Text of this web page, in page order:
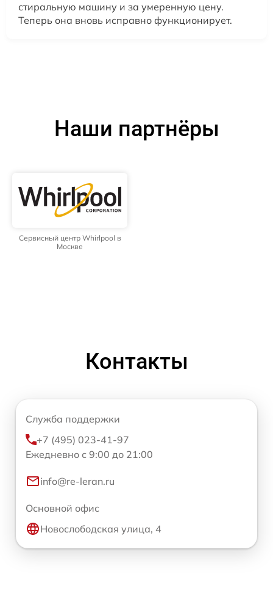
стиральную машину и за умеренную цену.
Теперь она вновь исправно функционирует.
Наши партнёры
Сервисный центр Whirlpool в
Москве
Контакты
Служба поддержки
+7 (495) 023-41-97
Ежедневно с 9:00 до 21:00
info@re-leran.ru
Основной офис
Новослободская улица, 4